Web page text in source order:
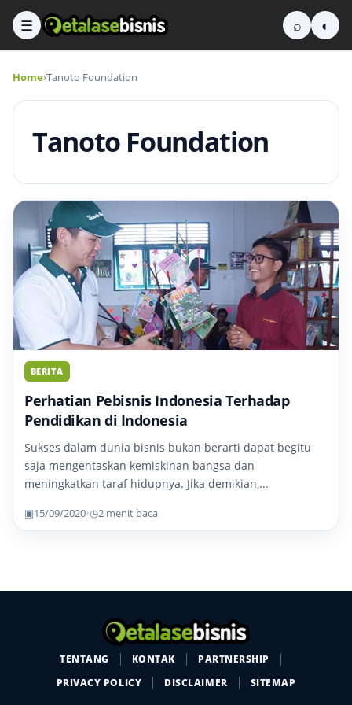
☰ ⌕ ◐
Home›Tanoto Foundation
Tanoto Foundation
BERITA
Perhatian Pebisnis Indonesia Terhadap
Pendidikan di Indonesia
Sukses dalam dunia bisnis bukan berarti dapat begitu
saja mengentaskan kemiskinan bangsa dan
meningkatkan taraf hidupnya. Jika demikian,...
▣15/09/2020•◷2 menit baca
TENTANG KONTAK
PARTNERSHIP
PRIVACY POLICY
DISCLAIMER SITEMAP